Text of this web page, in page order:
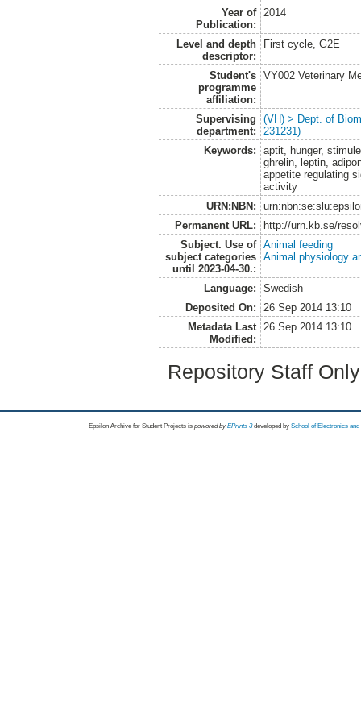
Year of
Publication:
2014
Level and depth
descriptor:
First cycle, G2E
Student's
programme
affiliation:
VY002 Veterinary
Supervising
department:
(VH) > Dept. of
231231)
Keywords:
aptit, hunger,
ghrelin, leptin,
appetite regulating
activity
URN:NBN:
Permanent URL:
http://urn.kb.se/
Subject. Use of
subject categories
until 2023-04-30.:
Animal feeding
Animal physiology
Language:
Swedish
Deposited On:
26 Sep 2014 13:10
Metadata Last
Modified:
26 Sep 2014 13:10
Repository Staff
Epsilon Archive for Student Projects is powored byEPrints 3 developed by School of Electronics